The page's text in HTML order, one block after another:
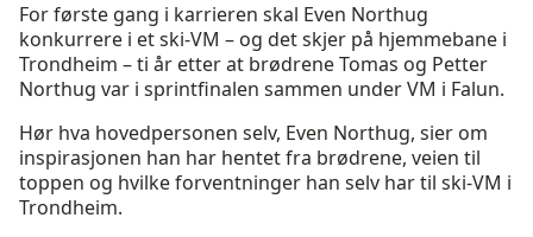
For første gang i karrieren skal Even Northug
konkurrere i et ski-VM – og det skjer på hjemmebane i
Trondheim – ti år etter at brødrene Tomas og Petter
Northug var i sprintfinalen sammen under VM i Falun.
Hør hva hovedpersonen selv, Even Northug, sier om
inspirasjonen han har hentet fra brødrene, veien til
toppen og hvilke forventninger han selv har til ski-VM i
Trondheim.